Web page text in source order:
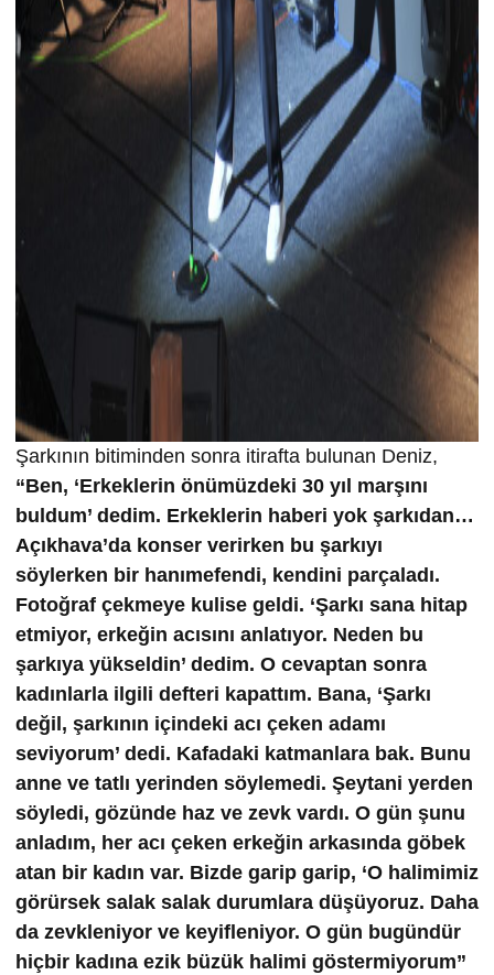
Şarkının bitiminden sonra itirafta bulunan Deniz,
“Ben, ‘Erkeklerin önümüzdeki 30 yıl marşını
buldum’ dedim. Erkeklerin haberi yok şarkıdan…
Açıkhava’da konser verirken bu şarkıyı
söylerken bir hanımefendi, kendini parçaladı.
Fotoğraf çekmeye kulise geldi. ‘Şarkı sana hitap
etmiyor, erkeğin acısını anlatıyor. Neden bu
şarkıya yükseldin’ dedim. O cevaptan sonra
kadınlarla ilgili defteri kapattım. Bana, ‘Şarkı
değil, şarkının içindeki acı çeken adamı
seviyorum’ dedi. Kafadaki katmanlara bak. Bunu
anne ve tatlı yerinden söylemedi. Şeytani yerden
söyledi, gözünde haz ve zevk vardı. O gün şunu
anladım, her acı çeken erkeğin arkasında göbek
atan bir kadın var. Bizde garip garip, ‘O halimimiz
görürsek salak salak durumlara düşüyoruz. Daha
da zevkleniyor ve keyifleniyor. O gün bugündür
hiçbir kadına ezik büzük halimi göstermiyorum”